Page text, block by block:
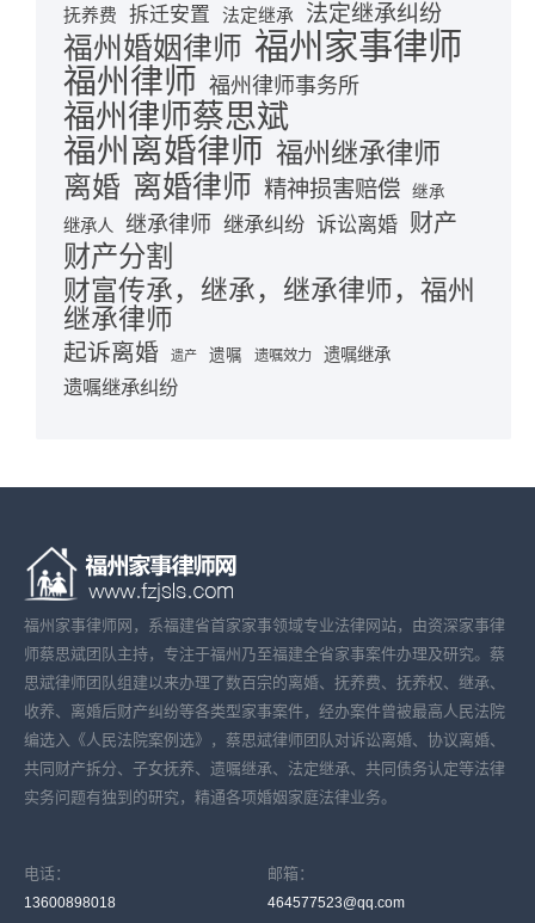
抚养费 拆迁安置 法定继承 法定继承纠纷
福州婚姻律师 福州家事律师
福州律师 福州律师事务所
福州律师蔡思斌
福州离婚律师 福州继承律师
离婚 离婚律师 精神损害赔偿 继承
继承人 继承律师 继承纠纷 诉讼离婚 财产
财产分割
财富传承，继承，继承律师，福州
继承律师
起诉离婚 遗产 遗嘱 遗嘱效力 遗嘱继承
遗嘱继承纠纷
福州家事律师网，系福建省首家家事领域专业法律网站，由资深家事律
师蔡思斌团队主持，专注于福州乃至福建全省家事案件办理及研究。蔡
思斌律师团队组建以来办理了数百宗的离婚、抚养费、抚养权、继承、
收养、离婚后财产纠纷等各类型家事案件，经办案件曾被最高人民法院
编选入《人民法院案例选》，蔡思斌律师团队对诉讼离婚、协议离婚、
共同财产拆分、子女抚养、遗嘱继承、法定继承、共同债务认定等法律
实务问题有独到的研究，精通各项婚姻家庭法律业务。
电话：
13600898018
邮箱：
464577523@qq.com